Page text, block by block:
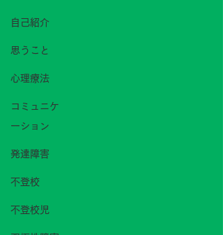
自己紹介
思うこと
心理療法
コミュニケ
ーション
発達障害
不登校
不登校児